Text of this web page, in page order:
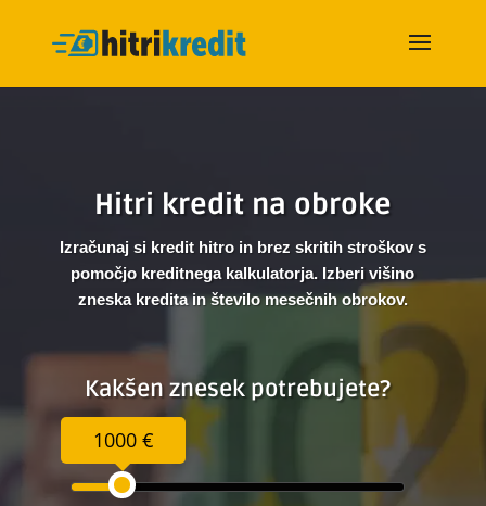
Hitri kredit na obroke
Izračunaj si kredit hitro in brez skritih stroškov s
pomočjo kreditnega kalkulatorja. Izberi višino
zneska kredita in število mesečnih obrokov.
Kakšen znesek potrebujete?
1000 €